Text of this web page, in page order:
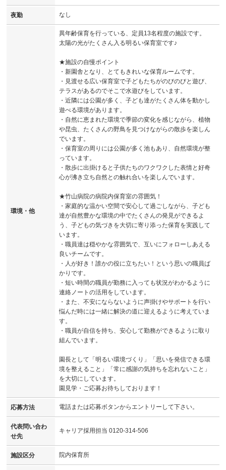
夜勤 なし
環境・他
異年齢保育を行っている、定員13名程度の施設です。
太陽の光がたくさん入る明るい保育室です♪
★施設の自慢ポイント
・新園舎となり、とてもきれいな保育ルームです。
・見渡せる広い保育室で子どもたちがのびのびと遊び、
テラスがあるのでそこで水遊びをしています。
・近隣には公園が多く、子ども達がたくさん体を動かし
遊べる環境があります。
・自然に恵まれた環境で季節の変化を感じながら、植物
や昆虫、たくさんの野鳥を見つけながらの散歩を楽しん
でいます。
・保育室の周りには公園が多く池もあり、自然環境が整
っています。
・散歩に出掛けると子供たちのワクワクした表情と好奇
心が沸き立ち自然との触れ合いを楽しんでいます。
★竹山病院の病院内保育室の雰囲気！
・家庭的な温かい空間で安心して過ごしながら、子ども
達が自然豊かな環境の中でたくさんの発見ができるよ
う、子どもの気づきを大切に寄り添った保育を実践して
います。
・職員達は穏やかな雰囲気で、互いにフォローしあえる
良いチームです。
・人が好き！誰かの役に立ちたい！という思いの職員ば
かりです。
・短い時間の職員が勤務に入っても状況がわかるように
連絡ノートの活用をしています。
・また、不安にならないように声掛けやサポートを行い
悩んだ時には一緒に解決の道に迎えるように考えていま
す。
・職員が自信を持ち、安心して勤務ができるように取り
組んでいます。
園長として「明るい環境づくり」「思いを発信できる環
境を整えること」「常に感謝の気持ちを忘れないこと」
を大切にしています。
園見学・ご応募お待ちしております！
応募方法 電話または応募ボタンからエントリーして下さい。
代表問い合わ
せ先
キャリア採用担当 0120-314-506
施設区分 院内保育所